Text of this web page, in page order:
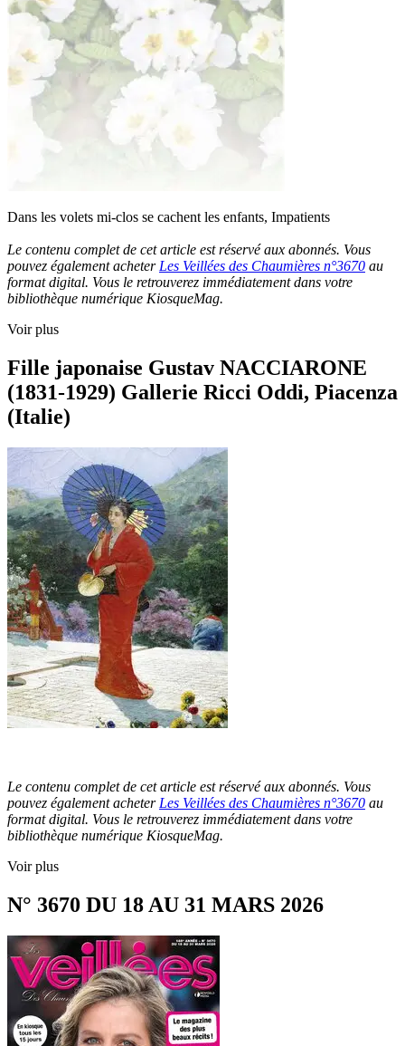
Dans les volets mi-clos se cachent les enfants, Impatients
Le contenu complet de cet article est réservé aux abonnés. Vous
pouvez également acheter Les Veillées des Chaumières n°3670 au
format digital. Vous le retrouverez immédiatement dans votre
bibliothèque numérique KiosqueMag.
Voir plus
Fille japonaise Gustav NACCIARONE
(1831-1929) Gallerie Ricci Oddi, Piacenza
(Italie)
Le contenu complet de cet article est réservé aux abonnés. Vous
pouvez également acheter Les Veillées des Chaumières n°3670 au
format digital. Vous le retrouverez immédiatement dans votre
bibliothèque numérique KiosqueMag.
Voir plus
N° 3670 DU 18 AU 31 MARS 2026